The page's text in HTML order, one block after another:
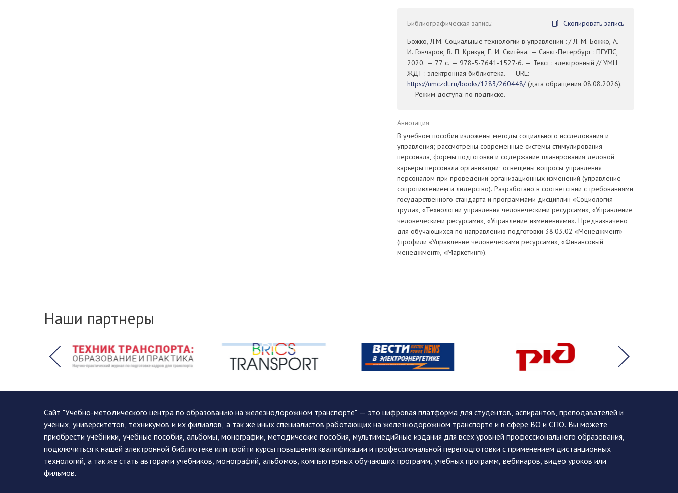
Библиографическая запись:
Скопировать запись
Божко, Л.М. Социальные технологии в управлении : / Л. М. Божко, А.
И. Гончаров, В. П. Крикун, Е. И. Скитёва. — Санкт-Петербург : ПГУПС,
2020. — 77 с. — 978-5-7641-1527-6. — Текст : электронный // УМЦ
ЖДТ : электронная библиотека. — URL:
https://umczdt.ru/books/1283/260448/(дата обращения 08.08.2026).
— Режим доступа: по подписке.
Аннотация
В учебном пособии изложены методы социального исследования и
управления; рассмотрены современные системы стимулирования
персонала, формы подготовки и содержание планирования деловой
карьеры персонала организации; освещены вопросы управления
персоналом при проведении организационных изменений (управление
сопротивлением и лидерство). Разработано в соответствии с требованиями
государственного стандарта и программами дисциплин «Социология
труда», «Технологии управления человеческими ресурсами», «Управление
человеческими ресурсами», «Управление изменениями». Предназначено
для обучающихся по направлению подготовки 38.03.02 «Менеджмент»
(профили «Управление человеческими ресурсами», «Финансовый
менеджмент», «Маркетинг»).
Наши партнеры
Сайт "Учебно-методического центра по образованию на железнодорожном транспорте" — это цифровая платформа для студентов, аспирантов, преподавателей и
ученых, университетов, техникумов и их филиалов, а так же иных специалистов работающих на железнодорожном транспорте и в сфере ВО и СПО. Вы можете
приобрести учебники, учебные пособия, альбомы, монографии, методические пособия, мультимедийные издания для всех уровней профессионального образования,
подключиться к нашей электронной библиотеке или пройти курсы повышения квалификации и профессиональной переподготовки с применением дистанционных
технологий, а так же стать авторами учебников, монографий, альбомов, компьютерных обучающих программ, учебных программ, вебинаров, видео уроков или
фильмов.